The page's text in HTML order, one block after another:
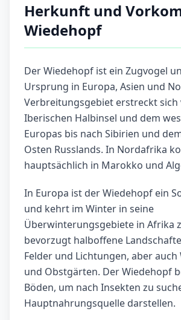
Herkunft und
Wiedehopf
Der Wiedehopf ist ein Zugvogel
Ursprung in Europa, Asien und
Verbreitungsgebiet erstreckt sich
Iberischen Halbinsel und dem
Europas bis nach Sibirien und
Osten Russlands. In Nordafrika
hauptsächlich in Marokko und
In Europa ist der Wiedehopf ein
und kehrt im Winter in seine
Überwinterungsgebiete in Afrika
bevorzugt halboffene
Felder und Lichtungen, aber
und Obstgärten. Der Wiedehopf
Böden, um nach Insekten zu
Hauptnahrungsquelle darstellen.